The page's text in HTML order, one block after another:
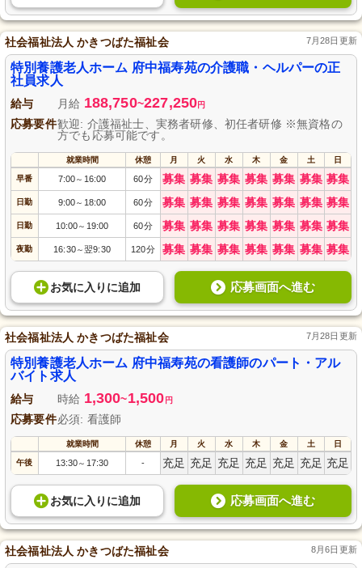
社会福祉法人 かきつばた福祉会 7月28日更新
特別養護老人ホーム 府中福寿苑の介護職・ヘルパーの正
社員求人
給与 月給 188,750~227,250円
応募要件歓迎: 介護福祉士、実務者研修、初任者研修 ※無資格の
方でも応募可能です。
就業時間 休憩 月 火 水 木 金 土 日
早番 7:00～ 16:00 60分 募集 募集 募集 募集 募集 募集 募集
日勤 9:00～ 18:00 60分 募集 募集 募集 募集 募集 募集 募集
日勤 10:00～ 19:00 60分 募集 募集 募集 募集 募集 募集 募集
夜勤 16:30～翌9:30 120分 募集 募集 募集 募集 募集 募集 募集
お気に入り に追加 応募画面へ進む
社会福祉法人 かきつばた福祉会 7月28日更新
特別養護老人ホーム 府中福寿苑の看護師のパート・アル
バイト求人
給与 時給 1,300~1,500 円
応募要件必須: 看護師
就業時間 休憩 月 火 水 木 金 土 日
午後 13:30～ 17:30 - 充足 充足 充足 充足 充足 充足 充足
お気に入り に追加 応募画面へ進む
社会福祉法人 かきつばた福祉会 8月6日更新